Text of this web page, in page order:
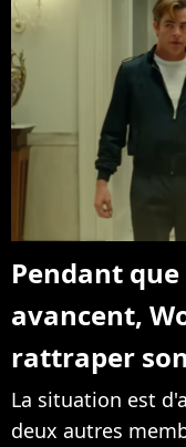
Pendant
avancent,
rattraper
La situation est
deux autres